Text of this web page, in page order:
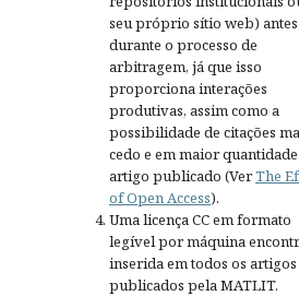
seu próprio sítio web)
durante o processo de
arbitragem, já que isso
proporciona interações
produtivas, assim como a
possibilidade de citações
cedo e em maior
artigo publicado (VerThe
of Open Access).
Uma licença CC em formato
legível por máquina
inserida em todos os artigos
publicados pela MATLIT.